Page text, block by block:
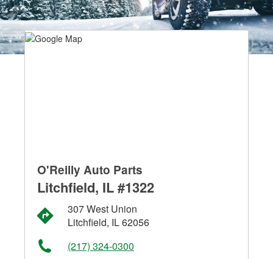
O'Reilly Auto Parts
Litchfield, IL #1322
307 West Union
Litchfield, IL 62056
(217) 324-0300